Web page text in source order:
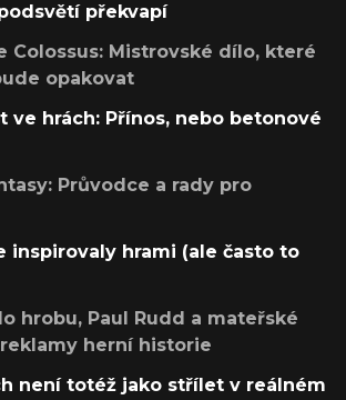
překvapí
Colossus: Mistrovské dílo, které
opakovat
ve hrách: Přínos, nebo betonové
Průvodce a rady pro
inspirovaly hrami (ale často to
hrobu, Paul Rudd a mateřské
herní historie
není totéž jako střílet v reálném